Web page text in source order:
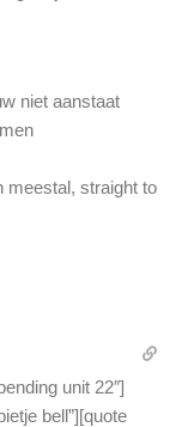
niet aanstaat
meestal, straight to
unit 22″]
bell”][quote